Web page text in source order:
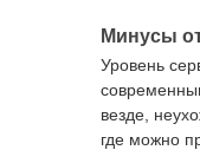
Минусы
Уровень
везде,
где можно